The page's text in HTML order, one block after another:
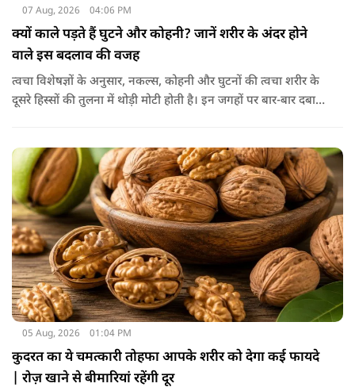
07 Aug, 2026 04:06 PM
क्यों काले पड़ते हैं घुटने और कोहनी? जानें शरीर के अंदर होने
वाले इस बदलाव की वजह
त्वचा विशेषज्ञों के अनुसार, नकल्स, कोहनी और घुटनों की त्वचा शरीर के
दूसरे हिस्सों की तुलना में थोड़ी मोटी होती है। इन जगहों पर बार-बार दबाव
05 Aug, 2026 01:04 PM
कुदरत का ये चमत्कारी तोहफा आपके शरीर को देगा कई फायदे
| रोज़ खाने से बीमारियां रहेंगी दूर